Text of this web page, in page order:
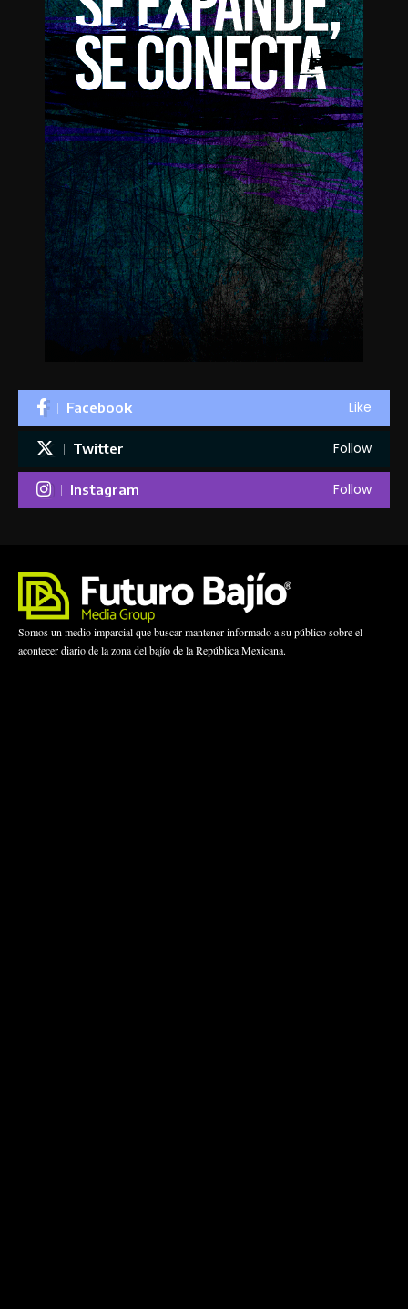
Facebook Like
Twitter Follow
Instagram Follow
Somos un medio imparcial que buscar mantener informado a su público sobre el
acontecer diario de la zona del bajío de la República Mexicana.